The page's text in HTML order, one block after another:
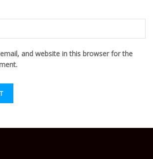
and website in this browser for the